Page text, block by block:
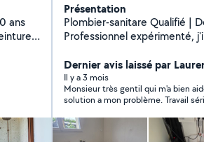
Présentation
Plombier-sanitare Qualifié | Dépannage & Installation
Professionnel expérimenté,
Services : Dépannage urgent
Installation/Remplacement
douches, robinetterie).
ballon d'eau chaude Travail soigné et devis transparent
avant toute intervention.
service fiable
Dernier avis laissé par
Il y a 3 mois
Monsieur très gentil qui m'a bien
solution a mon problème. Travail
appel a lui. Merci